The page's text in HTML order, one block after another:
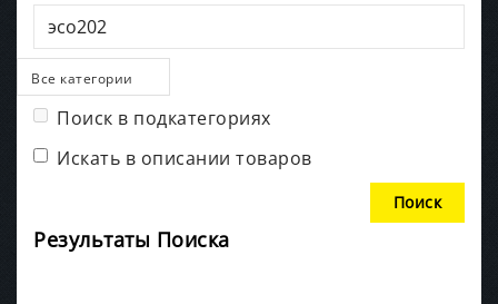
Все категории
Поиск в подкатегориях
Искать в описании товаров
Результаты Поиска